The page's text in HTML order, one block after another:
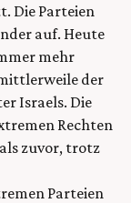
Die Parteien
auf. Heute
mehr
der
Israels. Die
Rechten
zuvor, trotz
Parteien